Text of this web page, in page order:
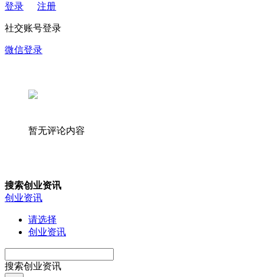
登录 注册
社交账号登录
微信登录
暂无评论内容
搜索创业资讯
创业资讯
请选择
创业资讯
搜索创业资讯